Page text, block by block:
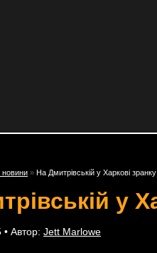
новини » На Дмитрівській у Харкові
у
Автор: Jett Marlowe